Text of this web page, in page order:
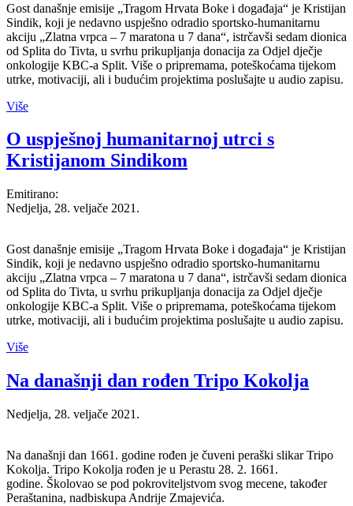
Gost današnje emisije „Tragom Hrvata Boke i događaja“ je Kristijan
Sindik, koji je nedavno uspješno odradio sportsko-humanitarnu
akciju „Zlatna vrpca – 7 maratona u 7 dana“, istrčavši sedam dionica
od Splita do Tivta, u svrhu prikupljanja donacija za Odjel dječje
onkologije KBC-a Split. Više o pripremama, poteškoćama tijekom
utrke, motivaciji, ali i budućim projektima poslušajte u audio zapisu.
Više
O uspješnoj humanitarnoj utrci s
Kristijanom Sindikom
Emitirano:
Nedjelja, 28. veljače 2021.
Gost današnje emisije „Tragom Hrvata Boke i događaja“ je Kristijan
Sindik, koji je nedavno uspješno odradio sportsko-humanitarnu
akciju „Zlatna vrpca – 7 maratona u 7 dana“, istrčavši sedam dionica
od Splita do Tivta, u svrhu prikupljanja donacija za Odjel dječje
onkologije KBC-a Split. Više o pripremama, poteškoćama tijekom
utrke, motivaciji, ali i budućim projektima poslušajte u audio zapisu.
Više
Na današnji dan rođen Tripo Kokolja
Nedjelja, 28. veljače 2021.
Na današnji dan 1661. godine rođen je čuveni peraški slikar Tripo
Kokolja. Tripo Kokolja rođen je u Perastu 28. 2. 1661.
godine. Školovao se pod pokroviteljstvom svog mecene, također
Peraštanina, nadbiskupa Andrije Zmajevića.